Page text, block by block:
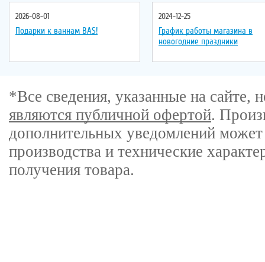
2026-08-01
Подарки к ваннам BAS!
2024-12-25
График работы магазина в
новогодние праздники
*Все сведения, указанные на
являются публичной офертой.
дополнительных уведомлений
производства и технические
получения товара.